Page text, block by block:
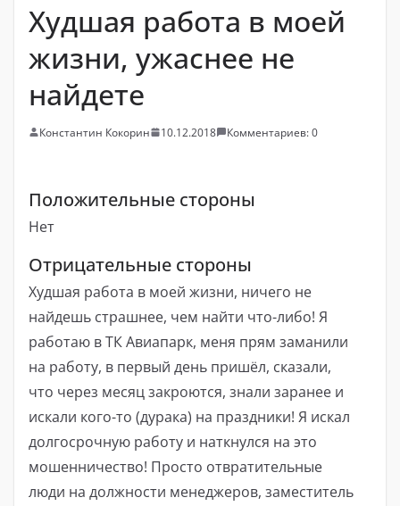
Худшая работа в моей
жизни, ужаснее не
найдете
Константин Кокорин 10.12.2018 Комментариев: 0
Положительные стороны
Нет
Отрицательные стороны
Худшая работа в моей жизни, ничего не
найдешь страшнее, чем найти что-либо! Я
работаю в ТК Авиапарк, меня прям заманили
на работу, в первый день пришёл, сказали,
что через месяц закроются, знали заранее и
искали кого-то (дурака) на праздники! Я искал
долгосрочную работу и наткнулся на это
мошенничество! Просто отвратительные
люди на должности менеджеров, заместитель